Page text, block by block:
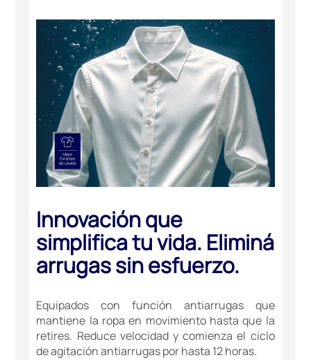
Innovación que
simplifica tu vida. Eliminá
arrugas sin esfuerzo.
Equipados con función antiarrugas que
mantiene la ropa en movimiento hasta que la
retires. Reduce velocidad y comienza el ciclo
de agitación antiarrugas por hasta 12 horas.